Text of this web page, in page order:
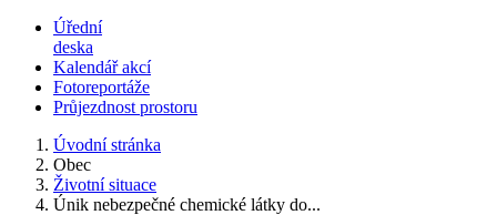
Úřední
deska
Kalendář akcí
Fotoreportáže
Průjezdnost prostoru
Úvodní stránka
Obec
Životní situace
Únik nebezpečné chemické látky do...